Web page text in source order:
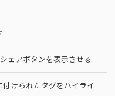
ェアボタンを表示させる
けられたタグをハイライ